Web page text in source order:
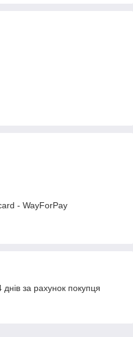
- WayForPay
за рахунок покупця